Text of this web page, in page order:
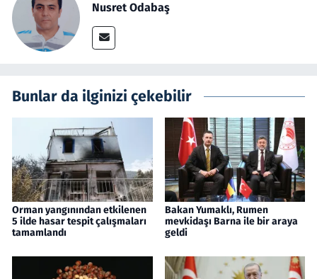
Nusret Odabaş
Bunlar da ilginizi çekebilir
Orman yangınından etkilenen
5 ilde hasar tespit çalışmaları
tamamlandı
Bakan Yumaklı, Rumen
mevkidaşı Barna ile bir araya
geldi